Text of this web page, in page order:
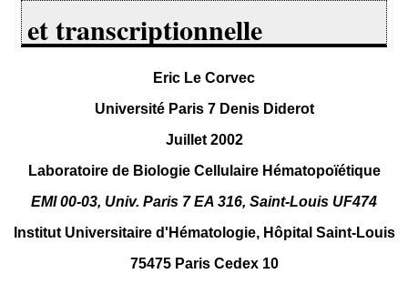
et transcriptionnelle
Eric Le Corvec
Université Paris 7 Denis Diderot
Juillet 2002
Laboratoire de Biologie Cellulaire Hématopoïétique
EMI 00-03, Univ. Paris 7 EA 316, Saint-Louis UF474
Institut Universitaire d'Hématologie, Hôpital Saint-Louis
75475 Paris Cedex 10